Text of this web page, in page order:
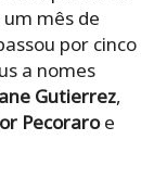
mês de
por cinco
a nomes
Gutierrez,
Pecoraroe